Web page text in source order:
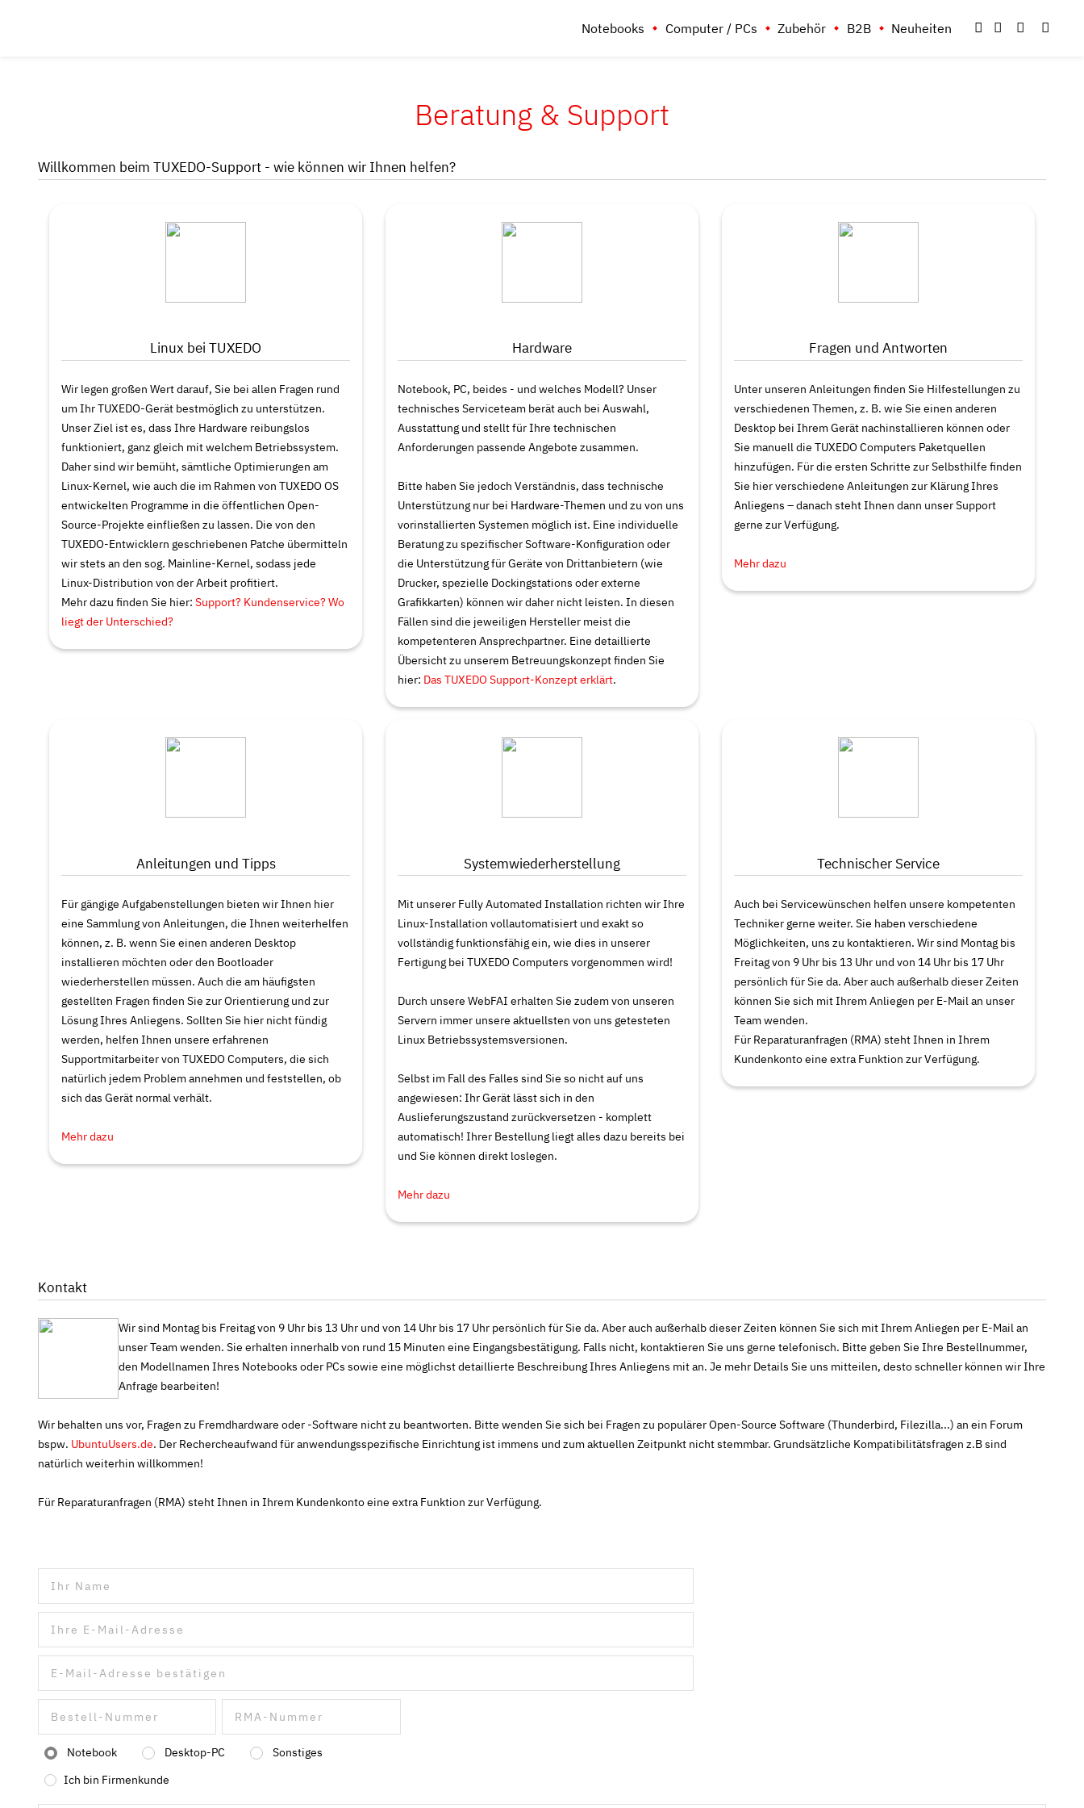
Notebooks Computer / PCs Zubehör B2B Neuheiten
Beratung & Support
Willkommen beim TUXEDO-Support - wie können wir Ihnen helfen?
Linux bei TUXEDO
Wir legen großen Wert darauf, Sie bei allen Fragen rund
um Ihr TUXEDO-Gerät bestmöglich zu unterstützen.
Unser Ziel ist es, dass Ihre Hardware reibungslos
funktioniert, ganz gleich mit welchem Betriebssystem.
Daher sind wir bemüht, sämtliche Optimierungen am
Linux-Kernel, wie auch die im Rahmen von TUXEDO OS
entwickelten Programme in die öffentlichen Open-
Source-Projekte einfließen zu lassen. Die von den
TUXEDO-Entwicklern geschriebenen Patche übermitteln
wir stets an den sog. Mainline-Kernel, sodass jede
Linux-Distribution von der Arbeit profitiert.
Mehr dazu finden Sie hier:Support? Kundenservice? Wo
liegt der Unterschied?
Hardware
Notebook, PC, beides - und welches Modell? Unser
technisches Serviceteam berät auch bei Auswahl,
Ausstattung und stellt für Ihre technischen
Anforderungen passende Angebote zusammen.
Bitte haben Sie jedoch Verständnis, dass technische
Unterstützung nur bei Hardware-Themen und zu von uns
vorinstallierten Systemen möglich ist. Eine individuelle
Beratung zu spezifischer Software-Konfiguration oder
die Unterstützung für Geräte von Drittanbietern (wie
Drucker, spezielle Dockingstations oder externe
Grafikkarten) können wir daher nicht leisten. In diesen
Fällen sind die jeweiligen Hersteller meist die
kompetenteren Ansprechpartner. Eine detaillierte
Übersicht zu unserem Betreuungskonzept finden Sie
hier: Das TUXEDO Support-Konzept erklärt.
Fragen und Antworten
Unter unseren Anleitungen finden Sie Hilfestellungen zu
verschiedenen Themen, z. B. wie Sie einen anderen
Desktop bei Ihrem Gerät nachinstallieren können oder
Sie manuell die TUXEDO Computers Paketquellen
hinzufügen. Für die ersten Schritte zur Selbsthilfe finden
Sie hier verschiedene Anleitungen zur Klärung Ihres
Anliegens – danach steht Ihnen dann unser Support
gerne zur Verfügung.
Mehr dazu
Anleitungen und Tipps
Für gängige Aufgabenstellungen bieten wir Ihnen hier
eine Sammlung von Anleitungen, die Ihnen weiterhelfen
können, z. B. wenn Sie einen anderen Desktop
installieren möchten oder den Bootloader
wiederherstellen müssen. Auch die am häufigsten
gestellten Fragen finden Sie zur Orientierung und zur
Lösung Ihres Anliegens. Sollten Sie hier nicht fündig
werden, helfen Ihnen unsere erfahrenen
Supportmitarbeiter von TUXEDO Computers, die sich
natürlich jedem Problem annehmen und feststellen, ob
sich das Gerät normal verhält.
Mehr dazu
Systemwiederherstellung
Mit unserer Fully Automated Installation richten wir Ihre
Linux-Installation vollautomatisiert und exakt so
vollständig funktionsfähig ein, wie dies in unserer
Fertigung bei TUXEDO Computers vorgenommen wird!
Durch unsere WebFAI erhalten Sie zudem von unseren
Servern immer unsere aktuellsten von uns getesteten
Linux Betriebssystemsversionen.
Selbst im Fall des Falles sind Sie so nicht auf uns
angewiesen: Ihr Gerät lässt sich in den
Auslieferungszustand zurückversetzen - komplett
automatisch! Ihrer Bestellung liegt alles dazu bereits bei
und Sie können direkt loslegen.
Mehr dazu
Technischer Service
Auch bei Servicewünschen helfen unsere kompetenten
Techniker gerne weiter. Sie haben verschiedene
Möglichkeiten, uns zu kontaktieren. Wir sind Montag bis
Freitag von 9 Uhr bis 13 Uhr und von 14 Uhr bis 17 Uhr
persönlich für Sie da. Aber auch außerhalb dieser Zeiten
können Sie sich mit Ihrem Anliegen per E-Mail an unser
Team wenden.
Für Reparaturanfragen (RMA) steht Ihnen in Ihrem
Kundenkonto eine extra Funktion zur Verfügung.
Kontakt
Wir sind Montag bis Freitag von 9 Uhr bis 13 Uhr und von 14 Uhr bis 17 Uhr persönlich für Sie da. Aber auch außerhalb dieser Zeiten können Sie sich mit Ihrem Anliegen per E-Mail an
unser Team wenden. Sie erhalten innerhalb von rund 15 Minuten eine Eingangsbestätigung. Falls nicht, kontaktieren Sie uns gerne telefonisch. Bitte geben Sie Ihre Bestellnummer,
den Modellnamen Ihres Notebooks oder PCs sowie eine möglichst detaillierte Beschreibung Ihres Anliegens mit an. Je mehr Details Sie uns mitteilen, desto schneller können wir Ihre
Anfrage bearbeiten!
Wir behalten uns vor, Fragen zu Fremdhardware oder -Software nicht zu beantworten. Bitte wenden Sie sich bei Fragen zu populärer Open-Source Software (Thunderbird, Filezilla...) an ein Forum
bspw. UbuntuUsers.de. Der Rechercheaufwand für anwendungsspezifische Einrichtung ist immens und zum aktuellen Zeitpunkt nicht stemmbar. Grundsätzliche Kompatibilitätsfragen z.B sind
natürlich weiterhin willkommen!
Für Reparaturanfragen (RMA) steht Ihnen in Ihrem Kundenkonto eine extra Funktion zur Verfügung.
Notebook Desktop-PC
Sonstiges
Ich bin Firmenkunde